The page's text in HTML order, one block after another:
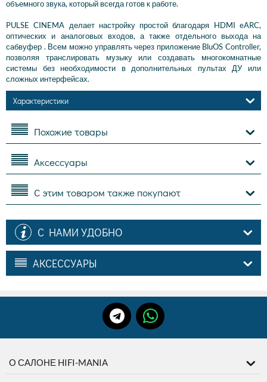
объемного звука, который всегда готов к работе.
PULSE CINEMA делает настройку простой благодаря HDMI eARC,
оптических и аналоговых входов, а также отдельного выхода на
сабвуфер . Всем можно управлять через приложение BluOS Controller,
позволяя транслировать музыку или создавать многокомнатные
системы без необходимости в дополнительных пультах ДУ или
сложных интерфейсах.
Характеристики
Похожие товары
Аксессуары
С этим товаром также покупают
С НАМИ УДОБНО
АКСЕССУАРЫ
О САЛОНЕ HIFI-MANIA